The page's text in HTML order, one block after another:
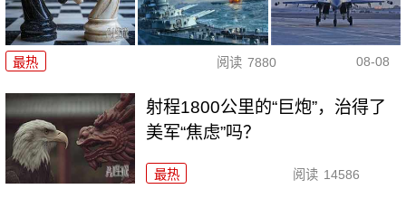
最热 阅读 7880 08-08
射程1800公里的“巨炮”，治得了
美军“焦虑”吗？
最热 阅读 14586